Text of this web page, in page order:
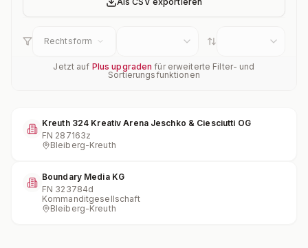
Rechtsform
Jetzt auf Plus upgraden für erweiterte Filter- und
Sortierungsfunktionen
Kreuth 324 Kreativ Arena Jeschko & Ciesciutti OG
FN 287163z
Bleiberg-Kreuth
Boundary Media KG
FN 323784d
Kommanditgesellschaft
Bleiberg-Kreuth